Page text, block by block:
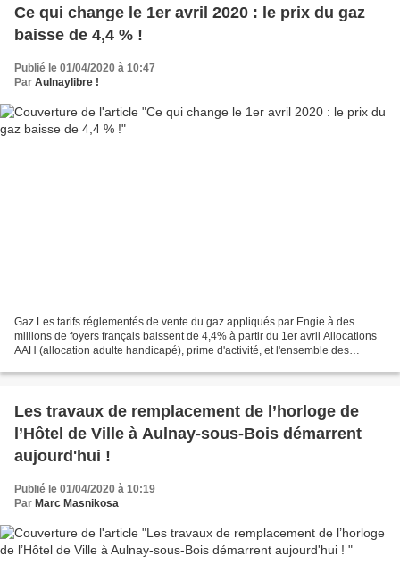
Ce qui change le 1er avril 2020 : le prix du gaz
baisse de 4,4 % !
Publié le 01/04/2020 à 10:47
Par Aulnaylibre !
Gaz Les tarifs réglementés de vente du gaz appliqués par Engie à des
millions de foyers français baissent de 4,4% à partir du 1er avril Allocations
AAH (allocation adulte handicapé), prime d'activité, et l'ensemble des
Les travaux de remplacement de l’horloge de
l’Hôtel de Ville à Aulnay-sous-Bois démarrent
aujourd'hui !
Publié le 01/04/2020 à 10:19
Par Marc Masnikosa